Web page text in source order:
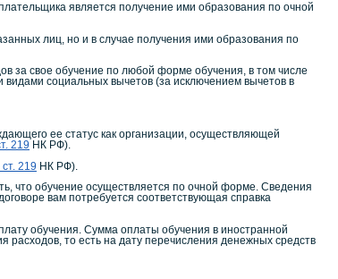
является получение ими образования по очной
лиц, но и в случае получения ими образования по
за свое обучение по любой форме обучения, в том числе
видами социальных вычетов (за исключением вычетов в
ее статус как организации, осуществляющей
219 НК РФ).
219 НК РФ).
что обучение осуществляется по очной форме. Сведения
вам потребуется соответствующая справка
обучения. Сумма оплаты обучения в иностранной
расходов, то есть на дату перечисления денежных средств